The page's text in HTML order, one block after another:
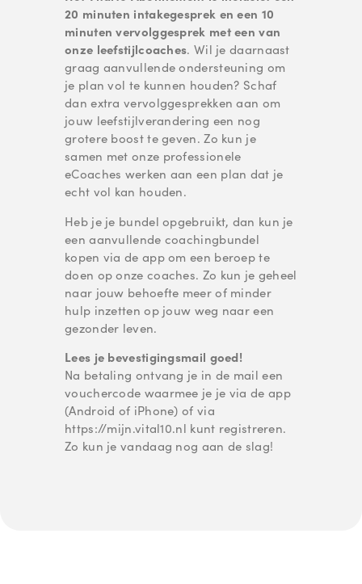
20 minuten intakegesprek en een 10
minuten vervolggesprek met een van
onze leefstijlcoaches. Wil je daarnaast
graag aanvullende ondersteuning om
je plan vol te kunnen houden? Schaf
dan extra vervolggesprekken aan om
jouw leefstijlverandering een nog
grotere boost te geven. Zo kun je
samen met onze professionele
eCoaches werken aan een plan dat je
echt vol kan houden.
Heb je je bundel opgebruikt, dan kun je
een aanvullende coachingbundel
kopen via de app om een beroep te
doen op onze coaches. Zo kun je geheel
naar jouw behoefte meer of minder
hulp inzetten op jouw weg naar een
gezonder leven.
Lees je bevestigingsmail goed!
Na betaling ontvang je in de mail een
vouchercode waarmee je je via de app
(Android of iPhone) of via
https://mijn.vital10.nl kunt registreren.
Zo kun je vandaag nog aan de slag!